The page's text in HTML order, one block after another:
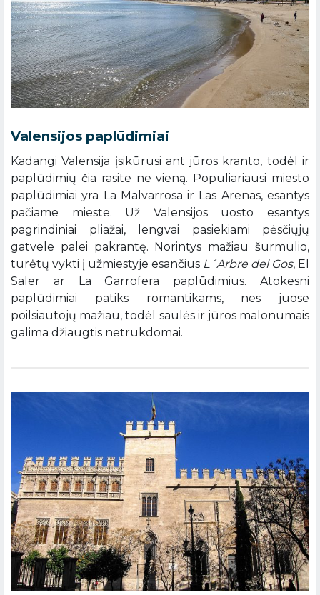
Valensijos paplūdimiai
Kadangi Valensija įsikūrusi ant jūros kranto, todėl ir
paplūdimių čia rasite ne vieną. Populiariausi miesto
paplūdimiai yra La Malvarrosa ir Las Arenas, esantys
pačiame mieste. Už Valensijos uosto esantys
pagrindiniai pliažai, lengvai pasiekiami pėsčiųjų
gatvele palei pakrantę. Norintys mažiau šurmulio,
turėtų vykti į užmiestyje esančius L´Arbre del Gos, El
Saler ar La Garrofera paplūdimius. Atokesni
paplūdimiai patiks romantikams, nes juose
poilsiautojų mažiau, todėl saulės ir jūros malonumais
galima džiaugtis netrukdomai.